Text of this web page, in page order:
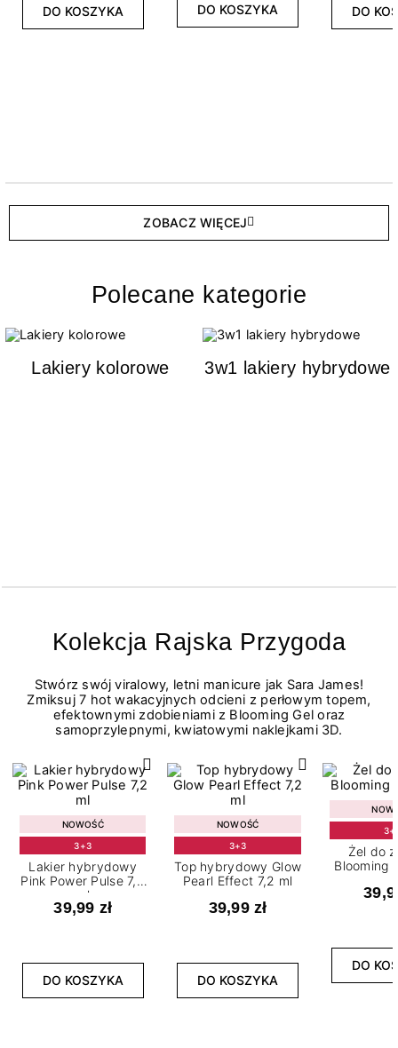
DO KOSZYKA DO KOSZYKA DO
ZOBACZ WIĘCEJ
Polecane kategorie
Lakiery kolorowe 3w1 lakiery hybrydowe
Kolekcja Rajska Przygoda
Stwórz swój viralowy, letni manicure jak Sara James!
Zmiksuj 7 hot wakacyjnych odcieni z perłowym topem,
efektownymi zdobieniami z Blooming Gel oraz
samoprzylepnymi, kwiatowymi naklejkami 3D.
NOWOŚĆ
3+3
Lakier hybrydowy
Pink Power Pulse 7,2
ml
39,99 zł
DO KOSZYKA
NOWOŚĆ
3+3
Top hybrydowy Glow
Pearl Effect 7,2 ml
39,99 zł
DO KOSZYKA
Żel do
Blooming
DO